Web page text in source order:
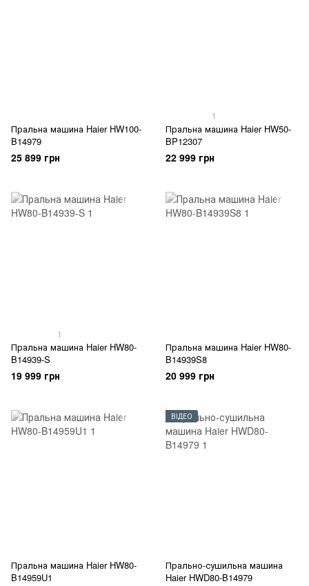
Пральна машина Haier HW100-
B14979
25 899 грн
1
Пральна машина Haier HW50-
BP12307
22 999 грн
1
Пральна машина Haier HW80-
B14939-S
19 999 грн
Пральна машина Haier HW80-
B14939S8
20 999 грн
Пральна машина Haier HW80-
B14959U1
ВІДЕО
Прально-сушильна машина
Haier HWD80-B14979